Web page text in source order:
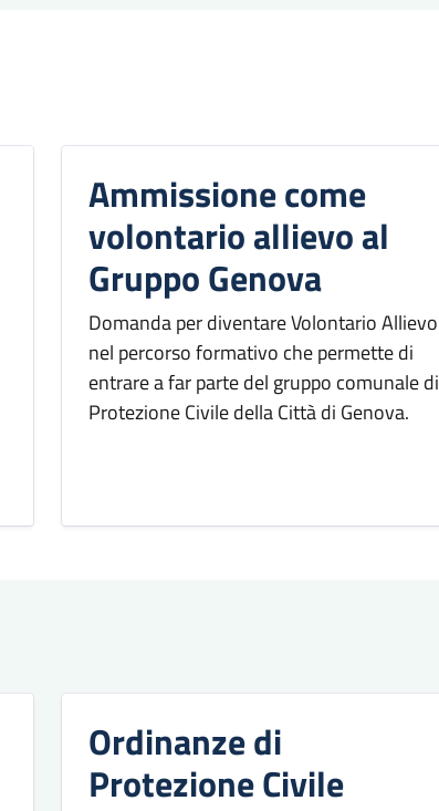
Ammissione come
volontario allievo al
Gruppo Genova
Domanda per diventare Volontario Allievo
nel percorso formativo che permette di
entrare a far parte del gruppo comunale di
Protezione Civile della Città di Genova.
Ordinanze di
Protezione Civile